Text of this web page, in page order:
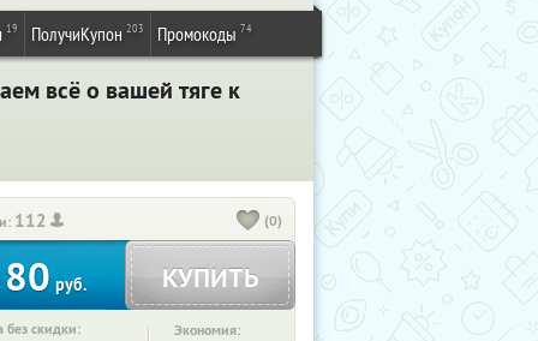
19 ПолучиКупон 203 Промокоды 74
всё о вашей тяге к
112 (0)
80руб. КУПИТЬ
без скидки: Экономия: